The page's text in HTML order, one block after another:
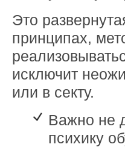
Это
принципах,
исключит
или в секту.
Важно не
психику